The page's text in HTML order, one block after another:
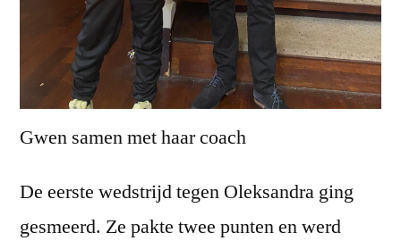
Gwen samen met haar coach
De eerste wedstrijd tegen Oleksandra ging
gesmeerd. Ze pakte twee punten en werd